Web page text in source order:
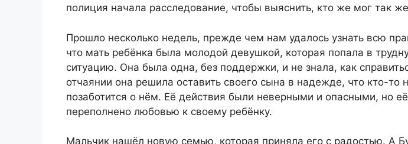
полиция начала расследование, чтобы выяснить, кто же мог так
Прошло несколько недель, прежде чем нам удалось узнать всю
что мать ребёнка была молодой девушкой, которая попала в
ситуацию. Она была одна, без поддержки, и не знала, как
отчаянии она решила оставить своего сына в надежде, что кто-то
позаботится о нём. Её действия были неверными и опасными, но
переполнено любовью к своему ребёнку.
Мальчик нашёл новую семью, которая приняла его с радостью. А